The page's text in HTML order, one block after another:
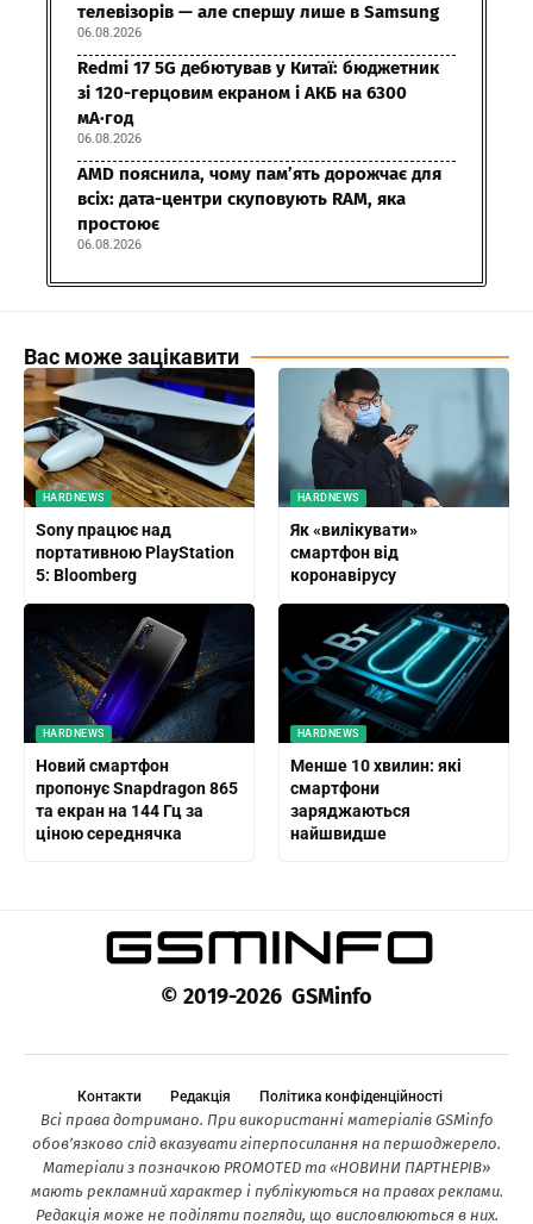
телевізорів — але спершу лише в Samsung
06.08.2026
Redmi 17 5G дебютував у Китаї: бюджетник
зі 120-герцовим екраном і АКБ на 6300
мА·год
06.08.2026
AMD пояснила, чому пам’ять дорожчає для
всіх: дата-центри скуповують RAM, яка
простоює
06.08.2026
Вас може зацікавити
HARDNEWS
Sony працює над
портативною PlayStation
5: Bloomberg
HARDNEWS
Як «вилікувати»
смартфон від
коронавірусу
HARDNEWS
Новий смартфон
пропонує Snapdragon 865
та екран на 144 Гц за
ціною середнячка
HARDNEWS
Менше 10 хвилин: які
смартфони
заряджаються
найшвидше
© 2019-2026 GSMinfo
Контакти Редакція Політика конфіденційності
Всі права дотримано. При використанні матеріалів GSMinfo
обов’язково слід вказувати гіперпосилання на першоджерело.
Матеріали з позначкою PROMOTED та «НОВИНИ ПАРТНЕРІВ»
мають рекламний характер і публікуються на правах реклами.
Редакція може не поділяти погляди, що висловлюються в них.